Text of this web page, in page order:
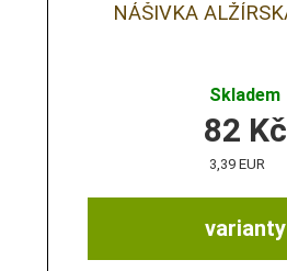
NÁŠIVKA
Skladem
varianty
82 Kč
3,39 EUR